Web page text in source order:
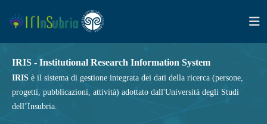
IRIS - Institutional Research Information System
IRIS è il sistema di gestione integrata dei dati della ricerca (persone,
progetti, pubblicazioni, attività) adottato dall'Università degli Studi
dell’Insubria.